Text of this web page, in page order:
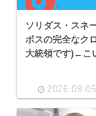
ソリダス・スネ
ボスの完全なク
大統領です)←こ